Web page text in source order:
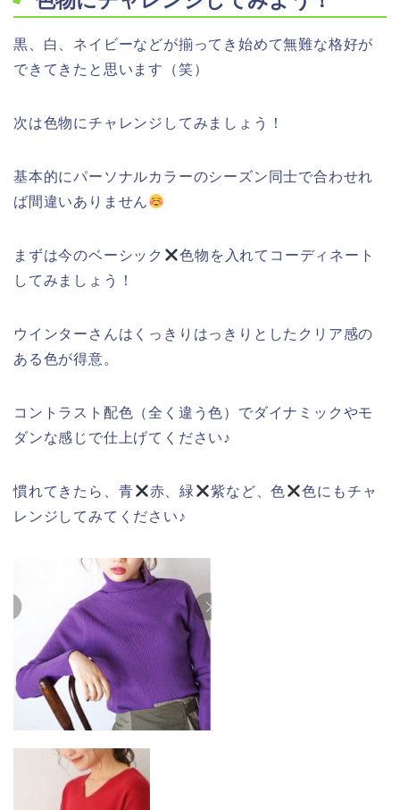
黒、白、ネイビーなどが揃ってき始めて無難な格好が
できてきたと思います（笑）
次は色物にチャレンジしてみましょう！
基本的にパーソナルカラーのシーズン同士で合わせれ
ば間違いありません
まずは今のベーシック
色物を入れてコーディネート
してみましょう！
ウインターさんはくっきりはっきりとしたクリア感の
ある色が得意。
コントラスト配色（全く違う色）でダイナミックやモ
ダンな感じで仕上げてください♪
慣れてきたら、青 赤、緑 紫など、色
色にもチャ
レンジしてみてください♪